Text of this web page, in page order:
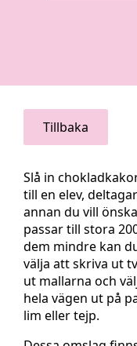
Tillbaka
Slå in
till en elev,
annan du vill
passar till stora
dem mindre kan
välja att skriva ut
ut mallarna och
hela vägen ut på
lim eller tejp.